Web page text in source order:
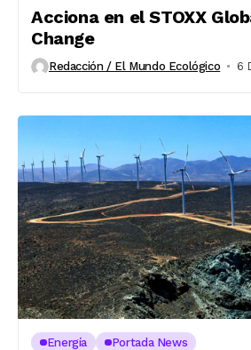
Acciona en el STOXX
Change
Redacción / El Mundo Ecológico 6
Energía Portada News